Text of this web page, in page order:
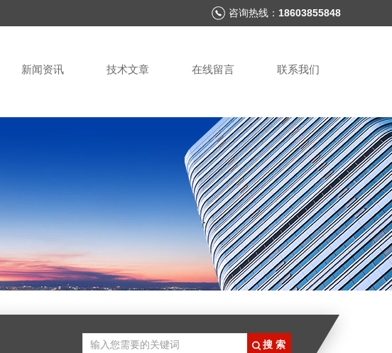
咨询热线： 18603855848
新闻资讯 技术文章 在线留言 联系我们